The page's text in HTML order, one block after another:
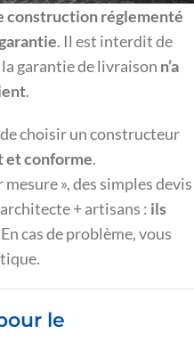
construction réglementé
. Il est interdit de
garantie de livraison n’a
.
choisir un constructeur
et conforme.
», des simples devis
+ artisans : ils
En cas de problème, vous
le